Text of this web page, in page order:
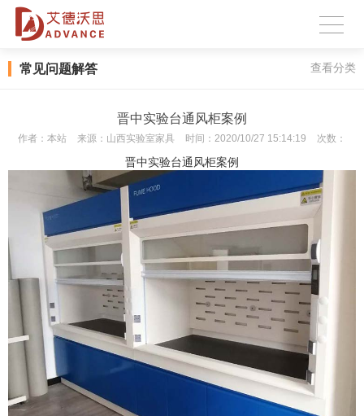
常见问题解答 查看分类
晋中实验台通风柜案例
作者： 本站 来源： 山西实验室家具 时间： 2020/10/27 15:14:19 次数：
晋中实验台通风柜案例